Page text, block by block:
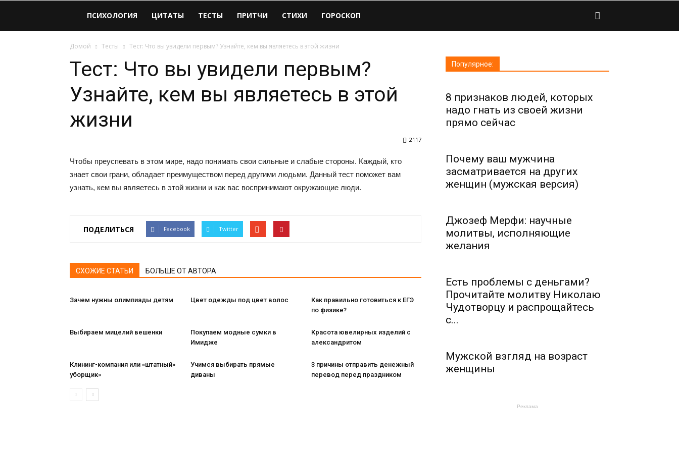
Виолайф
ПСИХОЛОГИЯ ЦИТАТЫ ТЕСТЫ ПРИТЧИ СТИХИ ГОРОСКОП
Домой Тесты Тест: Что вы увидели первым? Узнайте, кем вы являетесь в этой жизни
Тест: Что вы увидели первым?
Узнайте, кем вы являетесь в этой
жизни
2117
Чтобы преуспевать в этом мире, надо понимать свои сильные и слабые стороны. Каждый, кто
знает свои грани, обладает преимуществом перед другими людьми. Данный тест поможет вам
узнать, кем вы являетесь в этой жизни и как вас воспринимают окружающие люди.
ПОДЕЛИТЬСЯ Facebook Twitter
СХОЖИЕ СТАТЬИ БОЛЬШЕ ОТ АВТОРА
Зачем нужны олимпиады детям Цвет одежды под цвет волос
Как правильно готовиться к ЕГЭ
по физике?
Выбираем мицелий вешенки
Покупаем модные сумки в
Имидже
Красота ювелирных изделий с
александритом
Клининг-компания или «штатный»
уборщик»
Учимся выбирать прямые
диваны
3 причины отправить денежный
перевод перед праздником
Популярное:
8 признаков людей, которых
надо гнать из своей жизни
прямо сейчас
Почему ваш мужчина
засматривается на других
женщин (мужская версия)
Джозеф Мерфи: научные
молитвы, исполняющие
желания
Есть проблемы с деньгами?
Прочитайте молитву Николаю
Чудотворцу и распрощайтесь
с...
Мужской взгляд на возраст
женщины
Реклама